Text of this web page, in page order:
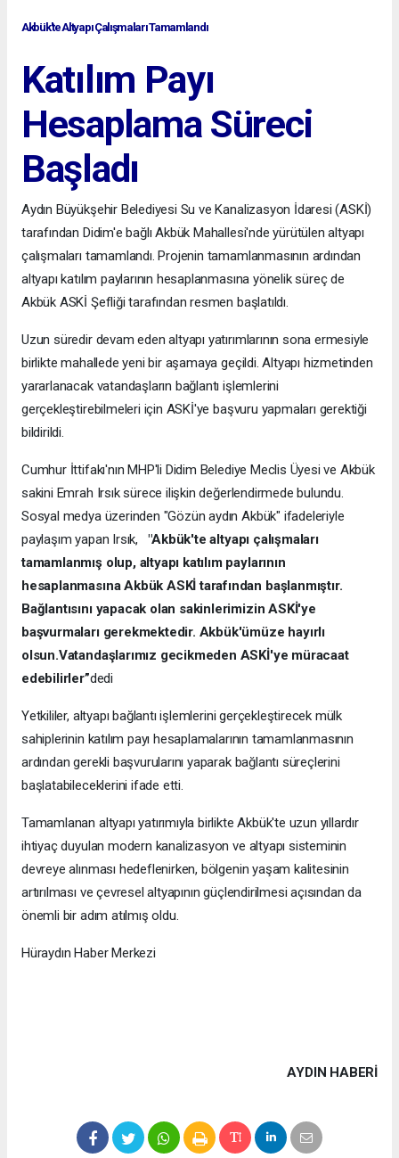
Akbük'te Altyapı Çalışmaları Tamamlandı
Katılım Payı
Hesaplama Süreci
Başladı
Aydın Büyükşehir Belediyesi Su ve Kanalizasyon İdaresi (ASKİ)
tarafından Didim'e bağlı Akbük Mahallesi'nde yürütülen altyapı
çalışmaları tamamlandı. Projenin tamamlanmasının ardından
altyapı katılım paylarının hesaplanmasına yönelik süreç de
Akbük ASKİ Şefliği tarafından resmen başlatıldı.
Uzun süredir devam eden altyapı yatırımlarının sona ermesiyle
birlikte mahallede yeni bir aşamaya geçildi. Altyapı hizmetinden
yararlanacak vatandaşların bağlantı işlemlerini
gerçekleştirebilmeleri için ASKİ'ye başvuru yapmaları gerektiği
bildirildi.
Cumhur İttifakı'nın MHP'li Didim Belediye Meclis Üyesi ve Akbük
sakini Emrah Irsık sürece ilişkin değerlendirmede bulundu.
Sosyal medya üzerinden "Gözün aydın Akbük" ifadeleriyle
paylaşım yapan Irsık,
"Akbük'te altyapı çalışmaları
tamamlanmış olup, altyapı katılım paylarının
hesaplanmasına Akbük ASKİ tarafından başlanmıştır.
Bağlantısını yapacak olan sakinlerimizin ASKİ'ye
başvurmaları gerekmektedir. Akbük'ümüze hayırlı
olsun.Vatandaşlarımız gecikmeden ASKİ'ye müracaat
edebilirler”dedi
Yetkililer, altyapı bağlantı işlemlerini gerçekleştirecek mülk
sahiplerinin katılım payı hesaplamalarının tamamlanmasının
ardından gerekli başvurularını yaparak bağlantı süreçlerini
başlatabileceklerini ifade etti.
Tamamlanan altyapı yatırımıyla birlikte Akbük'te uzun yıllardır
ihtiyaç duyulan modern kanalizasyon ve altyapı sisteminin
devreye alınması hedeflenirken, bölgenin yaşam kalitesinin
artırılması ve çevresel altyapının güçlendirilmesi açısından da
önemli bir adım atılmış oldu.
Hüraydın Haber Merkezi
AYDIN HABERİ